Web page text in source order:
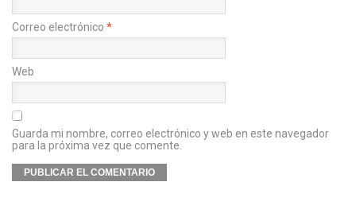
Correo electrónico *
Web
Guarda mi nombre, correo electrónico y web en este navegador
para la próxima vez que comente.